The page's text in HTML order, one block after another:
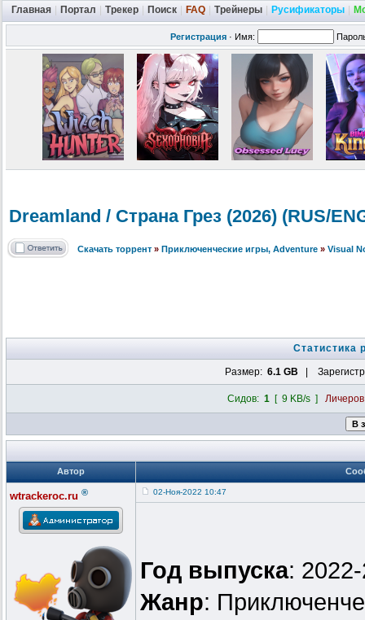
Главная Портал Трекер Поиск FAQ Трейнеры Русификаторы
Регистрация · Имя:
Dreamland / Страна Грез (2026) (RUS/
Скачать торрент » Приключенческие игры, Adventure » Visual
Статистика
Размер: 6.1 GB |
Сидов: 1 [ 9 KB/s ]
Автор
wtrackeroc.ru ® 02-Ноя-2022 10:47
Год выпуска:
Жанр: